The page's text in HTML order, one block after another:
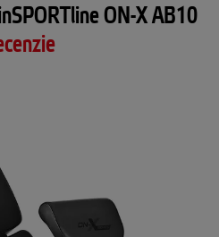
ON-X AB10